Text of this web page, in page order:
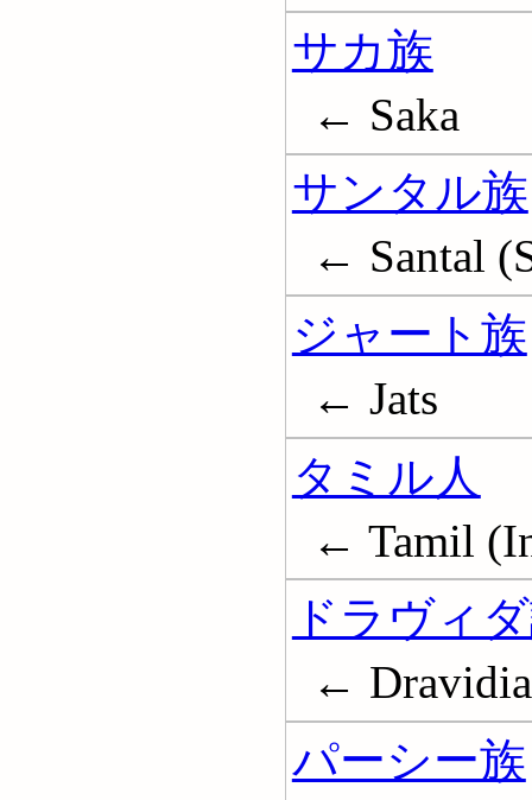
サカ族
← Saka
サンタル族
← Santal
ジャート族
← Jats
タミル人
← Tamil
ドラヴィ
←
パーシー族